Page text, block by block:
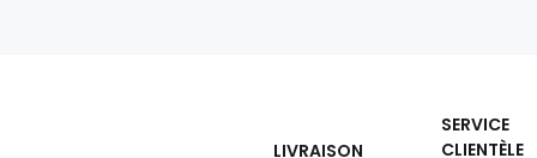
LIVRAISON
SERVICE
CLIENTÈLE